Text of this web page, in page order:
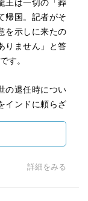
王は一切の「葬
帰国。記者がそ
を示しに来たの
りません」と答
す。
の退任時につい
インドに頼らざ
在位中の目標と
ったことから
あります（王位
国依存の某国
詳細をみる